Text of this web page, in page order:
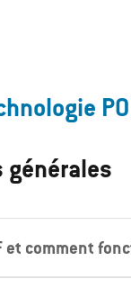
générales
et comment